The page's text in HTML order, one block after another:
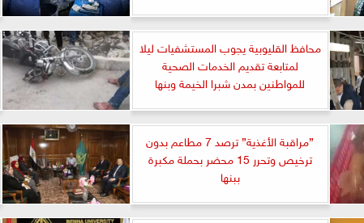
محافظ القليوبية يجوب المستشفيات ليلا
لمتابعة تقديم الخدمات الصحية
للمواطنين بمدن شبرا الخيمة وبنها
”مراقبة الأغذية” ترصد 7 مطاعم بدون
ترخيص وتحرر 15 محضر بحملة مكبرة
ببنها